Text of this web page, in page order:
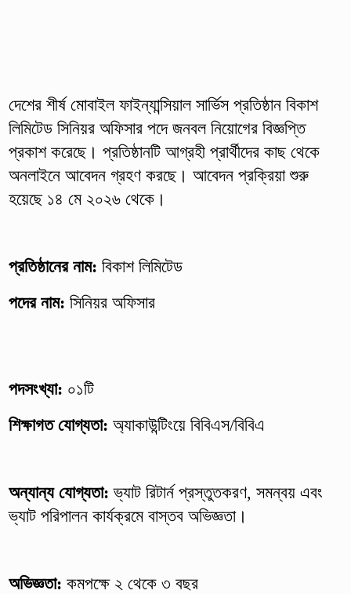
দেশের শীর্ষ মোবাইল ফাইন্যান্সিয়াল সার্ভিস প্রতিষ্ঠান বিকাশ
লিমিটেড সিনিয়র অফিসার পদে জনবল নিয়োগের বিজ্ঞপ্তি
প্রকাশ করেছে। প্রতিষ্ঠানটি আগ্রহী প্রার্থীদের কাছ থেকে
অনলাইনে আবেদন গ্রহণ করছে। আবেদন প্রক্রিয়া শুরু
হয়েছে ১৪ মে ২০২৬ থেকে।
প্রতিষ্ঠানের নাম: বিকাশ লিমিটেড
পদের নাম: সিনিয়র অফিসার
পদসংখ্যা: ০১টি
শিক্ষাগত যোগ্যতা: অ্যাকাউন্টিংয়ে বিবিএস/বিবিএ
অন্যান্য যোগ্যতা: ভ্যাট রিটার্ন প্রস্তুতকরণ, সমন্বয় এবং
ভ্যাট পরিপালন কার্যক্রমে বাস্তব অভিজ্ঞতা।
অভিজ্ঞতা: কমপক্ষে ২ থেকে ৩ বছর